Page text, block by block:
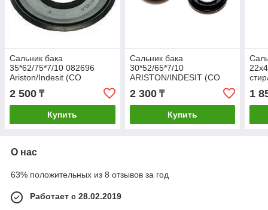
Сальник бака
35*62/75*7/10 082696
Ariston/Indesit (СО
СМАЗКОЙ)
2 500 ₸
Купить
Сальник бака
30*52/65*7/10
ARISTON/INDESIT (СО
СМАЗКОЙ) 096186
2 300₸
Купить
1
О нас
63% положительных из 8 отзывов за год
Работает с 28.02.2019